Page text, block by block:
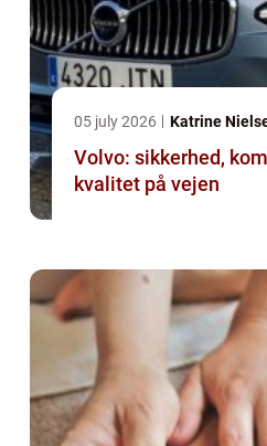
05 july 2026 Katrine
Volvo: sikkerhed,
kvalitet på vejen